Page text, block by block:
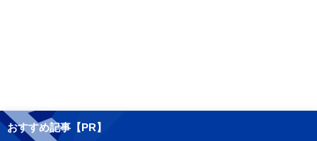
おすすめ記事【PR】